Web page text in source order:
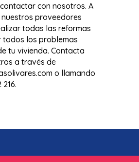
con nosotros. A
proveedores
todas las reformas
todos los problemas
tu vivienda. Contacta
a través de
o llamando